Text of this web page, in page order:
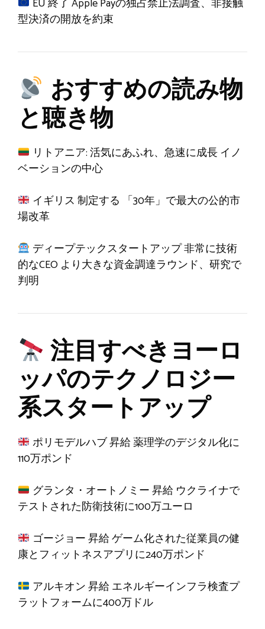
型決済の開放を約束
おすすめの読み物
と聴き物
リトアニア: 活気にあふれ、急速に成長 イノ
ベーションの中心
イギリス 制定する 「30年」で最大の公的市
場改革
ディープテックスタートアップ非常に技術
的なCEO より大きな資金調達ラウンド、研究で
判明
注目すべきヨーロ
ッパのテクノロジー
系スタートアップ
ポリモデルハブ昇給薬理学のデジタル化に
110万ポンド
グランタ・オートノミー昇給ウクライナで
テストされた防衛技術に100万ユーロ
ゴージョー昇給ゲーム化された従業員の健
康とフィットネスアプリに240万ポンド
アルキオン昇給エネルギーインフラ検査プ
ラットフォームに400万ドル